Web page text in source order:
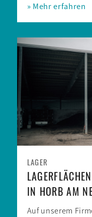
» Mehr erfahren
LAGER
LAGERFLÄCHEN
IN HORB AM
Auf unserem